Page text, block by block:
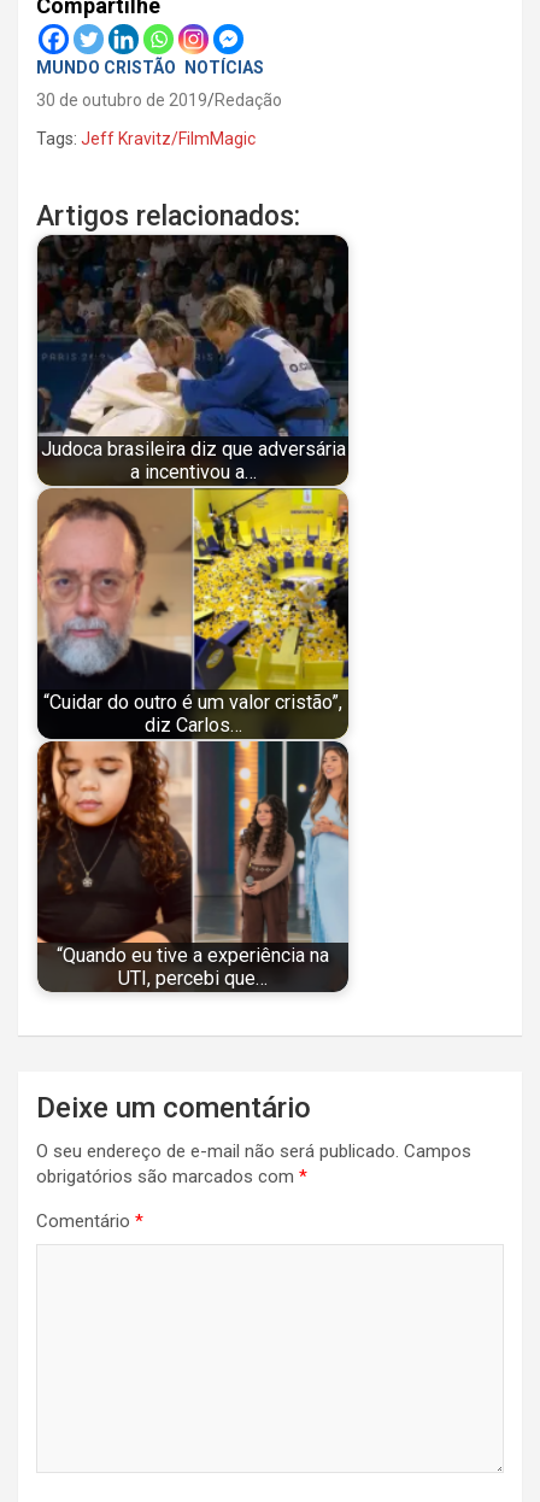
Compartilhe
MUNDO CRISTÃO
NOTÍCIAS
30 de outubro de 2019 Redação
Tags: Jeff Kravitz/FilmMagic
Artigos relacionados:
Judoca brasileira diz que adversária
a incentivou a…
“Cuidar do outro é um valor cristão”,
diz Carlos…
“Quando eu tive a experiência na
UTI, percebi que…
Navegação
de
Post
Deixe um comentário
O seu endereço de e-mail não será publicado. Campos
obrigatórios são marcados com *
Comentário *